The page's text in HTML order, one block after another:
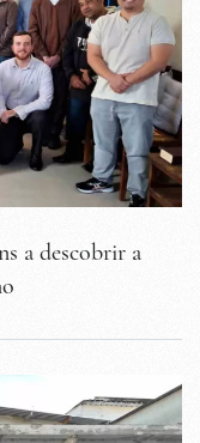
a descobrir a